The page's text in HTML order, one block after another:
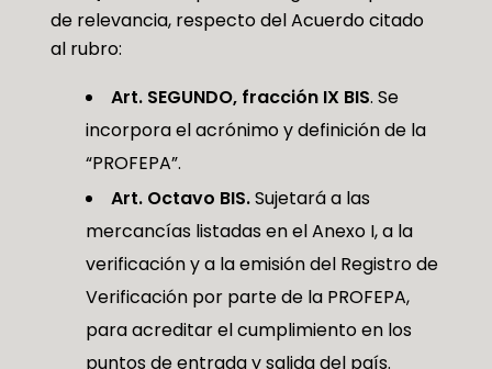
de relevancia, respecto del Acuerdo citado
al rubro:
Art. SEGUNDO, fracción IX BIS. Se
incorpora el acrónimo y definición de la
“PROFEPA”.
Art. Octavo BIS.Sujetará a las
mercancías listadas en el Anexo I, a la
verificación y a la emisión del Registro de
Verificación por parte de la PROFEPA,
para acreditar el cumplimiento en los
puntos de entrada y salida del país.